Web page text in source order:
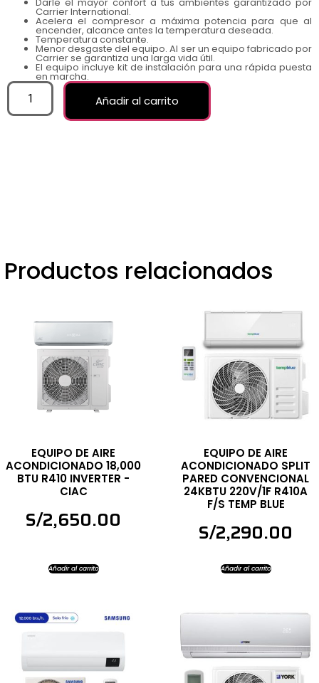
Carrier International.
Acelera el compresor a máxima potencia para que al
encender, alcance antes la temperatura deseada.
Temperatura constante.
Menor desgaste del equipo. Al ser un equipo fabricado por
Carrier se garantiza una larga vida útil.
El equipo incluye kit de instalación para una rápida puesta
en marcha.
Añadir al carrito
Productos relacionados
EQUIPO DE AIRE
ACONDICIONADO 18,000
BTU R410 INVERTER -
CIAC
S/2,650.00
Añadir al carrito
EQUIPO DE AIRE
ACONDICIONADO SPLIT
PARED CONVENCIONAL
24KBTU 220V/1F R410A
F/S TEMP BLUE
S/2,290.00
Añadir al carrito